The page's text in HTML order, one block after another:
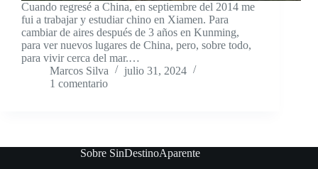
Cuando regresé a China, en septiembre del 2014 me
fui a trabajar y estudiar chino en Xiamen. Para
cambiar de aires después de 3 años en Kunming,
para ver nuevos lugares de China, pero, sobre todo,
para vivir cerca del mar.…
Marcos Silva
julio 31, 2024
1 comentario
Sobre SinDestinoAparente